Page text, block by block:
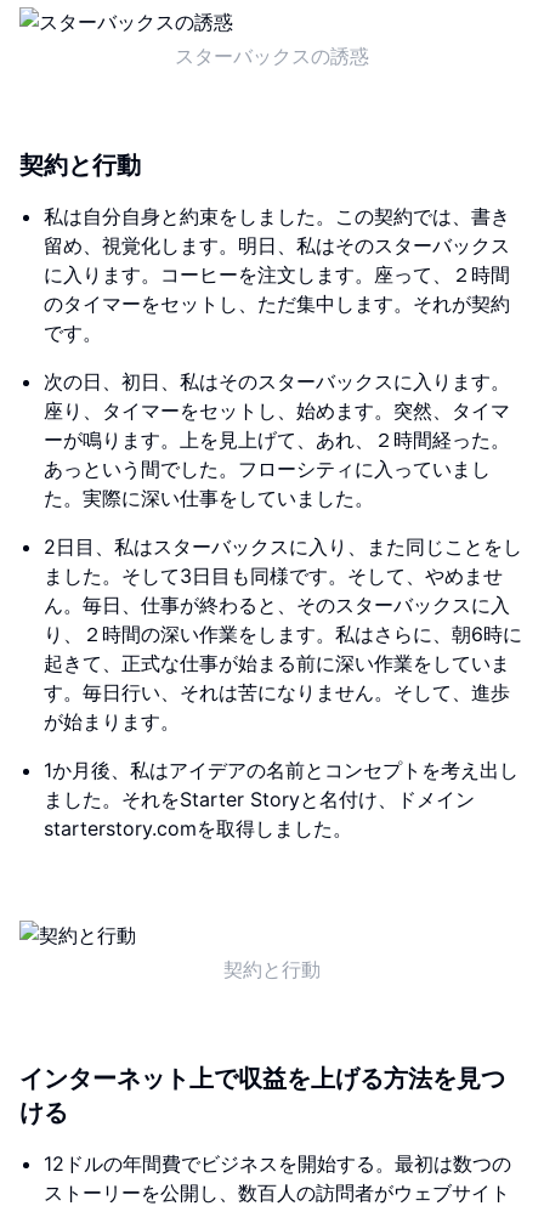
スターバックスの誘惑
契約と行動
私は自分自身と約束をしました。この契約では、書き
留め、視覚化します。明日、私はそのスターバックス
に入ります。コーヒーを注文します。座って、２時間
のタイマーをセットし、ただ集中します。それが契約
です。
次の日、初日、私はそのスターバックスに入ります。
座り、タイマーをセットし、始めます。突然、タイマ
ーが鳴ります。上を見上げて、あれ、２時間経った。
あっという間でした。フローシティに入っていまし
た。実際に深い仕事をしていました。
2日目、私はスターバックスに入り、また同じことをし
ました。そして3日目も同様です。そして、やめませ
ん。毎日、仕事が終わると、そのスターバックスに入
り、２時間の深い作業をします。私はさらに、朝6時に
起きて、正式な仕事が始まる前に深い作業をしていま
す。毎日行い、それは苦になりません。そして、進歩
が始まります。
1か月後、私はアイデアの名前とコンセプトを考え出し
ました。それをStarter Storyと名付け、ドメイン
starterstory.comを取得しました。
契約と行動
インターネット上で収益を上げる方法を見つ
ける
12ドルの年間費でビジネスを開始する。最初は数つの
ストーリーを公開し、数百人の訪問者がウェブサイト